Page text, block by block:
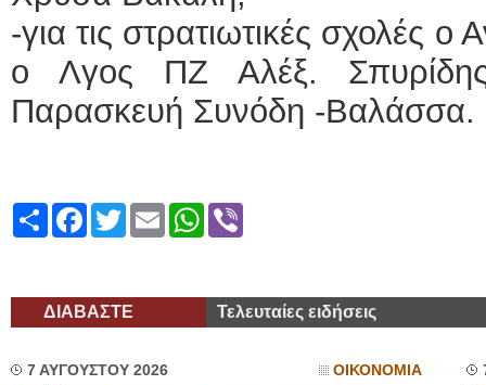
-για τις στρατιωτικές σχολές
ο Λγος ΠΖ Αλέξ.
Παρασκευή Συνόδη -Βαλάσσα.
ShareFacebook
TwitterEmailWhatsApp
ΔΙΑΒΑΣΤΕ Τελευταίες ειδήσεις
7 ΑΥΓΟΥΣΤΟΥ 2026 ΟΙΚΟΝΟΜΙΑ